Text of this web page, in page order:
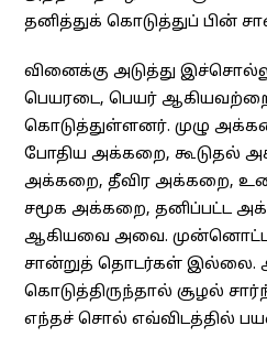
தனித்துக் கொடுத்துப் பின்
வினைக்கு அடுத்து
பெயரடை, பெயர் ஆகியவற்றை
கொடுத்துள்ளனர். முழு
போதிய அக்கறை, கூடுதல்
அக்கறை, தீவிர அக்கறை,
சமூக அக்கறை, தனிப்பட்ட
ஆகியவை அவை.
சான்றுத் தொடர்கள் இல்லை.
கொடுத்திருந்தால் சூழல்
எந்தச் சொல் எவ்விடத்தில்